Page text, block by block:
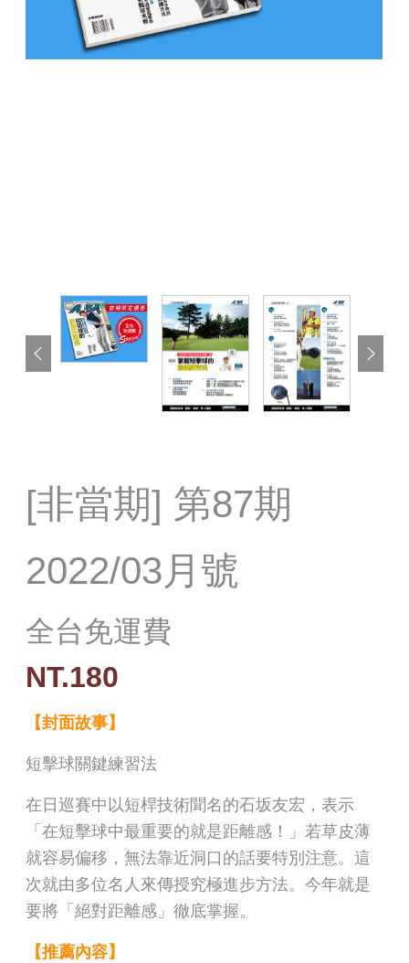
Previous Next
[非當期] 第87期
2022/03月號
全台免運費
NT.180
【封面故事】
短擊球關鍵練習法
在日巡賽中以短桿技術聞名的石坂友宏，表示
「在短擊球中最重要的就是距離感！」若草皮薄
就容易偏移，無法靠近洞口的話要特別注意。這
次就由多位名人來傳授究極進步方法。今年就是
要將「絕對距離感」徹底掌握。
【推薦內容】